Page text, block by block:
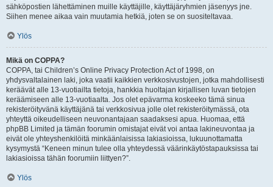
sähköpostien lähettäminen muille käyttäjille, käyttäjäryhmien jäsenyys jne.
Siihen menee aikaa vain muutamia hetkiä, joten se on suositeltavaa.
Ylös
Mikä on COPPA?
COPPA, tai Children’s Online Privacy Protection Act of 1998, on
yhdysvaltalainen laki, joka vaatii kaikkien verkkosivustojen, jotka mahdollisesti
keräävät alle 13-vuotiailta tietoja, hankkia huoltajan kirjallisen luvan tietojen
keräämiseen alle 13-vuotiaalta. Jos olet epävarma koskeeko tämä sinua
rekisteröityvänä käyttäjänä tai verkkosivua jolle olet rekisteröitymässä, ota
yhteyttä oikeudelliseen neuvonantajaan saadaksesi apua. Huomaa, että
phpBB Limited ja tämän foorumin omistajat eivät voi antaa lakineuvontaa ja
eivät ole yhteyshenkilöitä minkäänlaisissa lakiasioissa, lukuunottamatta
kysymystä “Keneen minun tulee olla yhteydessä väärinkäytöstapauksissa tai
lakiasioissa tähän foorumiin liittyen?”.
Ylös